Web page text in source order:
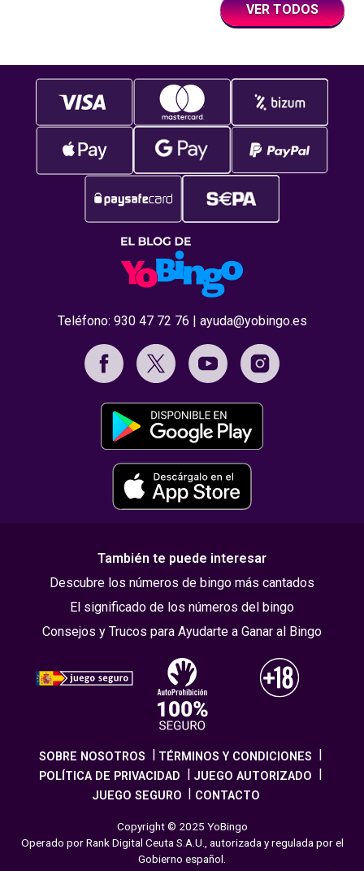
VER TODOS
Teléfono: 930 47 72 76 | ayuda@yobingo.es
También te puede interesar
Descubre los números de bingo más cantados
El significado de los números del bingo
Consejos y Trucos para Ayudarte a Ganar al Bingo
SOBRE NOSOTROS
TÉRMINOS Y CONDICIONES
POLÍTICA DE PRIVACIDAD
JUEGO AUTORIZADO
JUEGO SEGURO
CONTACTO
Copyright © 2025 YoBingo
Operado por Rank Digital Ceuta S.A.U., autorizada y regulada por el
Gobierno español.